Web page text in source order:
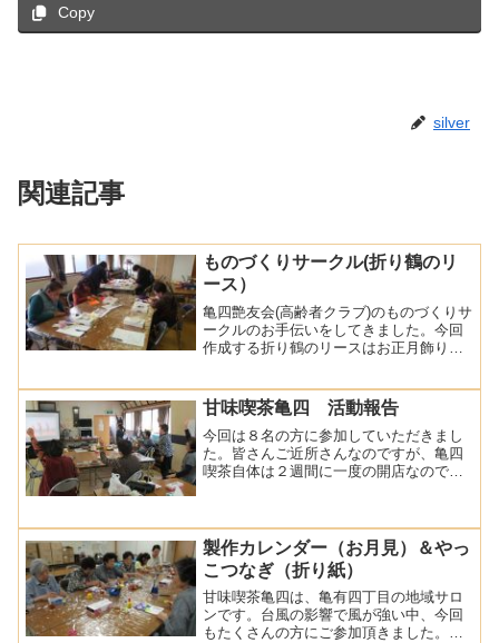
Copy
silver
関連記事
ものづくりサークル(折り鶴のリ
ース）
亀四艶友会(高齢者クラブ)のものづくりサ
ークルのお手伝いをしてきました。今回
作成する折り鶴のリースはお正月飾りに
に折り方を先に覚えてもらいました。ふ
つうの鶴の折り方に似...
甘味喫茶亀四 活動報告
今回は８名の方に参加していただきまし
た。皆さんご近所さんなのですが、亀四
喫茶自体は２週間に一度の開店なので最
の動画を見てみんなで身体を動かしまし
た。午後は脳トレアプリを...
製作カレンダー（お月見）＆やっ
こつなぎ（折り紙）
甘味喫茶亀四は、亀有四丁目の地域サロ
ンです。台風の影響で風が強い中、今回
もたくさんの方にご参加頂きました。今